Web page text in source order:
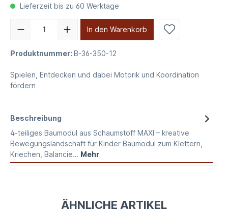
Lieferzeit bis zu 60 Werktage
In den Warenkorb
Produktnummer: B-36-350-12
Spielen, Entdecken und dabei Motorik und Koordination
fördern
Beschreibung
4-teiliges Baumodul aus Schaumstoff MAXI – kreative
Bewegungslandschaft für Kinder Baumodul zum Klettern,
Kriechen, Balancie… Mehr
ÄHNLICHE ARTIKEL